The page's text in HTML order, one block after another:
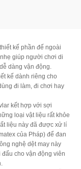
thiết kế phần đế ngoài
giúp người chơi di
dàng vận động.
kế dành riêng cho
đi làm, đi chơi hay
kết hợp với sợi
loại vật liệu rất khỏe
liệu này đã được xử lí
của Pháp) để đan
nghệ dệt may này
cho vận động viên